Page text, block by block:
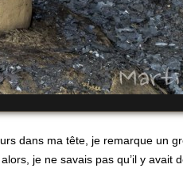
dans ma tête, je remarque un
je ne savais pas qu’il y avait